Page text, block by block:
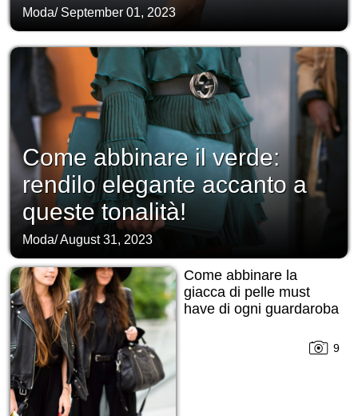
Moda/ September 01, 2023
Come abbinare il verde:
rendilo elegante accanto a
queste tonalità!
Moda/August 31, 2023
Come abbinare la
giacca di pelle must
have di ogni guardaroba
9